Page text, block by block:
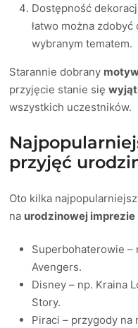
Dostępność
łatwo można
wybranym tematem.
Starannie dobrany
przyjęcie stanie się
wszystkich uczestników.
przyjęć
Oto kilka
na urodzinowej imprezie
Superbohaterowie –
Avengers.
Disney – np. Kraina
Story.
Piraci – przygody na